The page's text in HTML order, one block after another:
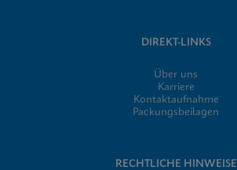
DIREKT-LINKS
Über uns
Karriere
Kontaktaufnahme
Packungsbeilagen
RECHTLICHE HINWEISE